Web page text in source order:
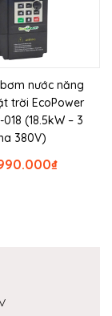
nước năng
trời EcoPower
018 (18.5kW – 3
380V)
₫